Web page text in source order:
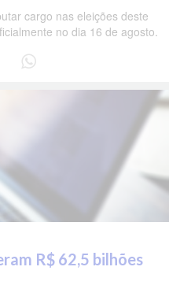
cargo nas eleições deste
no dia 16 de agosto.
R$ 62,5 bilhões